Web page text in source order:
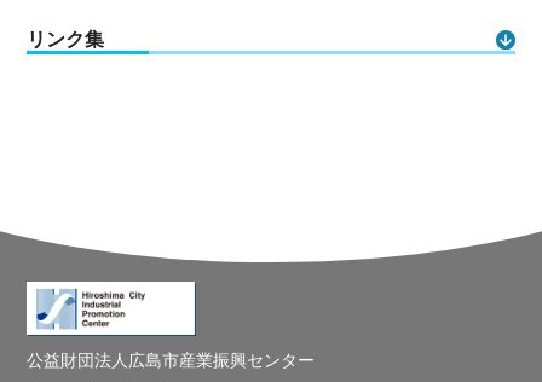
リンク集
公益財団法人広島市産業振興センター